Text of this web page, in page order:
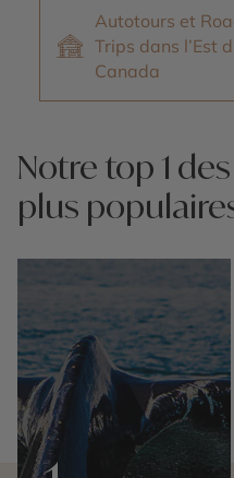
Autotours et
Trips dans l’Est
Canada
Notre top 1
plus